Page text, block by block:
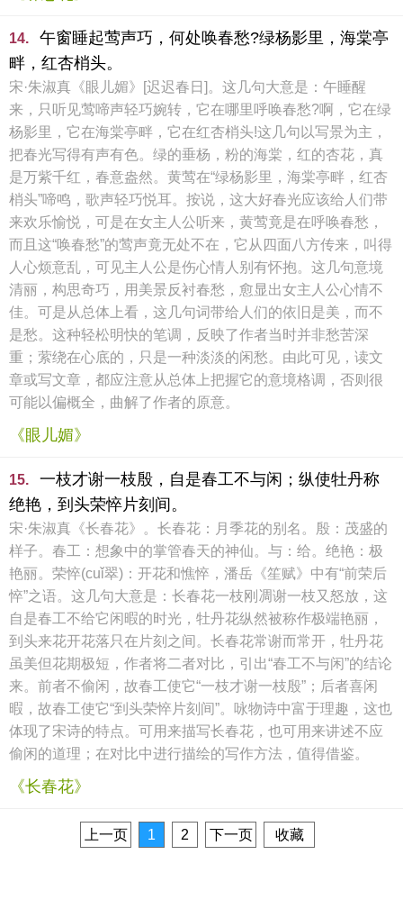
14.
午窗睡起莺声巧，何处唤春愁?绿杨影里，海棠亭
畔，红杏梢头。
宋·朱淑真《眼儿媚》[迟迟春日]。这几句大意是：午睡醒
来，只听见莺啼声轻巧婉转，它在哪里呼唤春愁?啊，它在绿
杨影里，它在海棠亭畔，它在红杏梢头!这几句以写景为主，
把春光写得有声有色。绿的垂杨，粉的海棠，红的杏花，真
是万紫千红，春意盎然。黄莺在“绿杨影里，海棠亭畔，红杏
梢头”啼鸣，歌声轻巧悦耳。按说，这大好春光应该给人们带
来欢乐愉悦，可是在女主人公听来，黄莺竟是在呼唤春愁，
而且这“唤春愁”的莺声竟无处不在，它从四面八方传来，叫得
人心烦意乱，可见主人公是伤心情人别有怀抱。这几句意境
清丽，构思奇巧，用美景反衬春愁，愈显出女主人公心情不
佳。可是从总体上看，这几句词带给人们的依旧是美，而不
是愁。这种轻松明快的笔调，反映了作者当时并非愁苦深
重；萦绕在心底的，只是一种淡淡的闲愁。由此可见，读文
章或写文章，都应注意从总体上把握它的意境格调，否则很
可能以偏概全，曲解了作者的原意。
《眼儿媚》
15.
一枝才谢一枝殷，自是春工不与闲；纵使牡丹称
绝艳，到头荣悴片刻间。
宋·朱淑真《长春花》。长春花：月季花的别名。殷：茂盛的
样子。春工：想象中的掌管春天的神仙。与：给。绝艳：极
艳丽。荣悴(cuǐ翠)：开花和憔悴，潘岳《笙赋》中有“前荣后
悴”之语。这几句大意是：长春花一枝刚凋谢一枝又怒放，这
自是春工不给它闲暇的时光，牡丹花纵然被称作极端艳丽，
到头来花开花落只在片刻之间。长春花常谢而常开，牡丹花
虽美但花期极短，作者将二者对比，引出“春工不与闲”的结论
来。前者不偷闲，故春工使它“一枝才谢一枝殷”；后者喜闲
暇，故春工使它“到头荣悴片刻间”。咏物诗中富于理趣，这也
体现了宋诗的特点。可用来描写长春花，也可用来讲述不应
偷闲的道理；在对比中进行描绘的写作方法，值得借鉴。
《长春花》
上一页 1 2 下一页 收藏